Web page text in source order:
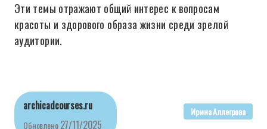
Эти темы отражают общий интерес к вопросам
красоты и здорового образа жизни среди зрелой
аудитории.
archicadcourses.ru
Обновлено 27/11/2025
Ирина Аллегрова